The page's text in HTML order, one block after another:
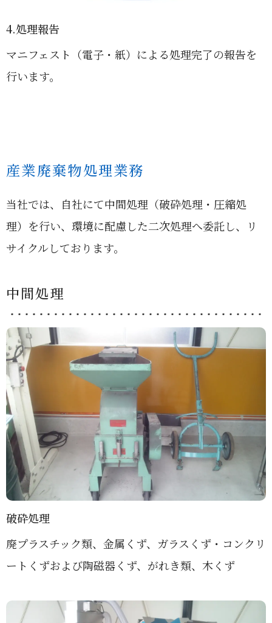
4.処理報告
マニフェスト（電子・紙）による処理完了の報告を
行います。
産業廃棄物処理業務
当社では、自社にて中間処理（破砕処理・圧縮処
理）を行い、環境に配慮した二次処理へ委託し、リ
サイクルしております。
中間処理
破砕処理
廃プラスチック類、金属くず、ガラスくず・コンクリ
ートくずおよび陶磁器くず、がれき類、木くず